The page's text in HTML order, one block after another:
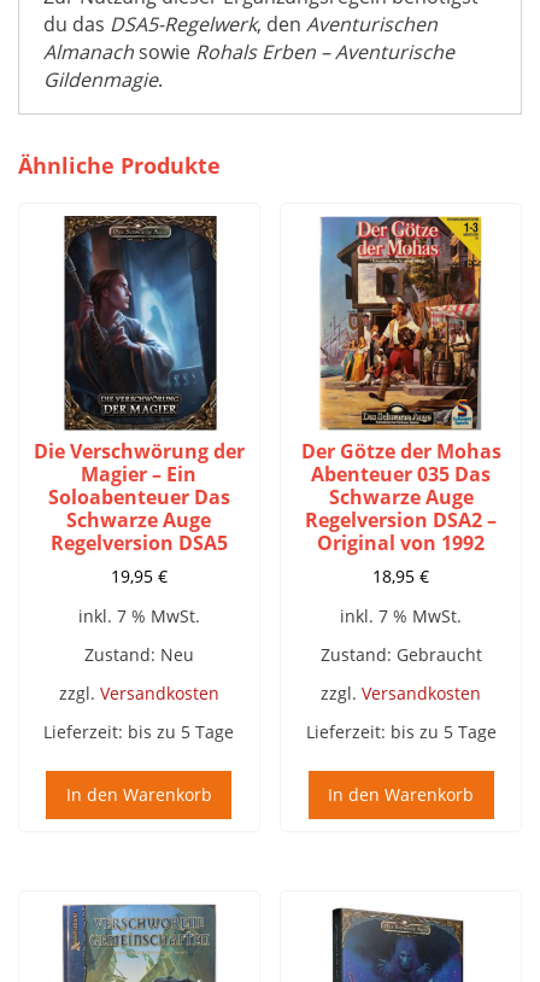
du das DSA5-Regelwerk, den Aventurischen
Almanachsowie Rohals Erben – Aventurische
Gildenmagie.
Ähnliche Produkte
Die Verschwörung der
Magier – Ein
Soloabenteuer Das
Schwarze Auge
Regelversion DSA5
19,95 €
inkl. 7 % MwSt.
Zustand: Neu
zzgl. Versandkosten
Lieferzeit: bis zu 5 Tage
In den Warenkorb
Der Götze der Mohas
Abenteuer 035 Das
Schwarze Auge
Regelversion DSA2 –
Original von 1992
18,95€
inkl. 7 % MwSt.
Zustand: Gebraucht
zzgl.Versandkosten
Lieferzeit: bis zu 5 Tage
In den Warenkorb